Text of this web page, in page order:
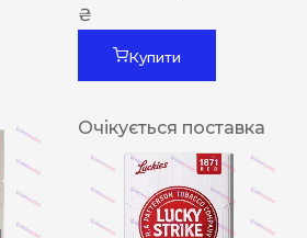
₴
Купити
Очікується поставка